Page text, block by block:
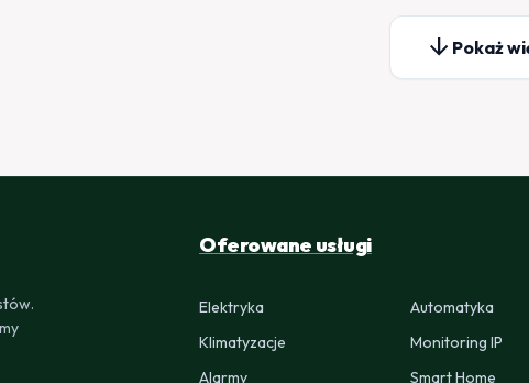
arrow_downward Pokaż
Oferowane usługi
Elektryka
Automatyka
Klimatyzacje
Monitoring IP
Alarmy
Smart Home